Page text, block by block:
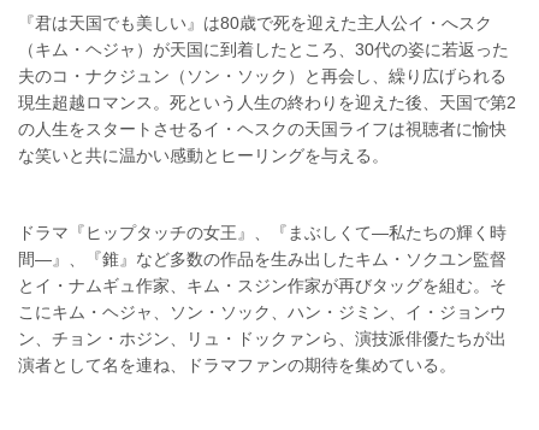
『君は天国でも美しい』は80歳で死を迎えた主人公イ・へスク
（キム・ヘジャ）が天国に到着したところ、30代の姿に若返った
夫のコ・ナクジュン（ソン・ソック）と再会し、繰り広げられる
現生超越ロマンス。死という人生の終わりを迎えた後、天国で第2
の人生をスタートさせるイ・ヘスクの天国ライフは視聴者に愉快
な笑いと共に温かい感動とヒーリングを与える。
ドラマ『ヒップタッチの女王』、『まぶしくて―私たちの輝く時
間―』、『錐』など多数の作品を生み出したキム・ソクユン監督
とイ・ナムギュ作家、キム・スジン作家が再びタッグを組む。そ
こにキム・ヘジャ、ソン・ソック、ハン・ジミン、イ・ジョンウ
ン、チョン・ホジン、リュ・ドックァンら、演技派俳優たちが出
演者として名を連ね、ドラマファンの期待を集めている。